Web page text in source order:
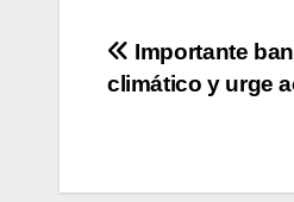
Importante
climático y urge